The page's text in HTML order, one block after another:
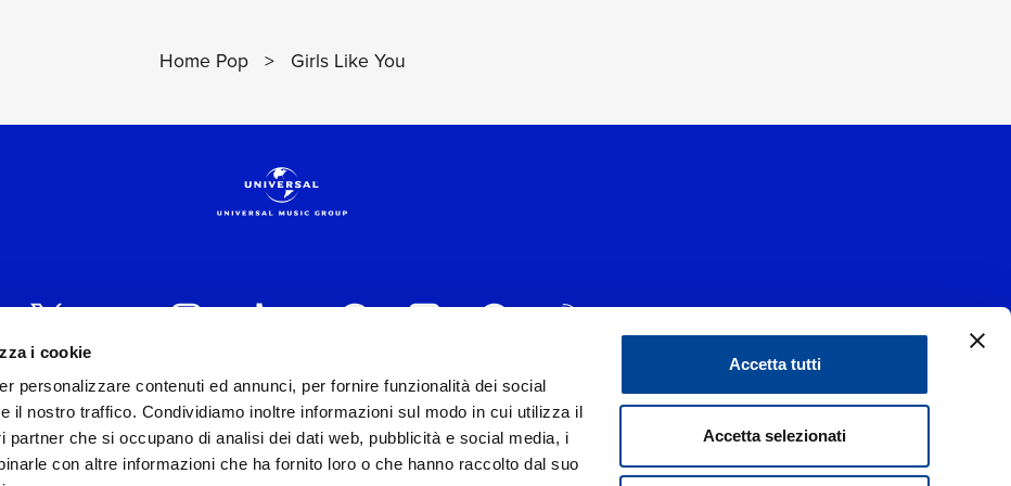
i cookie
personalizzare contenuti ed annunci, per fornire funzionalità dei social
il nostro traffico. Condividiamo inoltre informazioni sul modo in cui utilizza il
partner che si occupano di analisi dei dati web, pubblicità e social media, i
con altre informazioni che ha fornito loro o che hanno raccolto dal suo
Accetta tutti
Accetta selezionati
Home Pop > Girls Like You
MUSIC ITALIA s.r.l. (Società con unico socio) | Via Nervesa, 21 - 20139 Milano
Iscritta al REA di Milano con il numero 966135 in data 29/06/1977
Capitale sociale Euro 2.000.000 interamente versato.
best practices in tema di corporate compliance ed al fine di migliorare i rapporti con tutti gli stakeholders,